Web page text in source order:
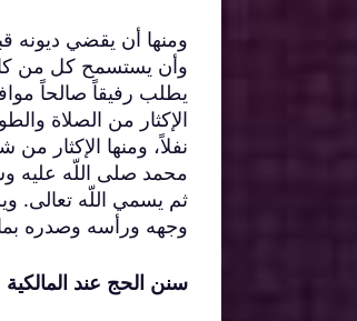
ومنها أن يقضي ديونه
وأن يستسمح كل من كان
يطلب رفيقاً صالحاً
الإكثار من الصلاة
نفلاً، ومنها الإكثار
محمد صلى اللّه عليه
ثم يسمي اللّه تعالى.
وجهه ورأسه وصدره
سنن الحج عند المالكية